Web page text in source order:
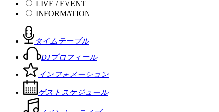
LIVE / EVENT
INFORMATION
タイムテーブル
DJプロフィール
インフォメーション
ゲストスケジュール